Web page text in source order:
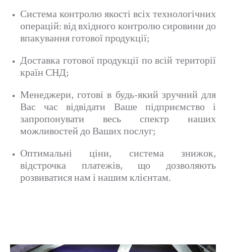
Система контролю якості всіх технологічних
операцій: від вхідного контролю сировини до
впакування готової продукції;
Доставка готової продукції по всій території
країн СНД;
Менеджери, готові в будь-який зручний для
Вас час відвідати Ваше підприємство і
запропонувати весь спектр наших
можливостей до Ваших послуг;
Оптимальні ціни, система знижок,
відстрочка платежів, що дозволяють
розвиватися нам і нашим клієнтам.